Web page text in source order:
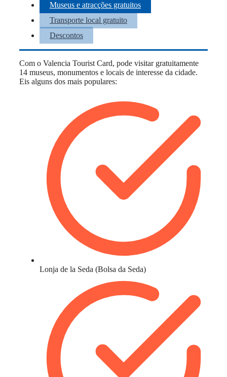
Museus e atracções gratuitos
Transporte local gratuito
Descontos
Com o Valencia Tourist Card, pode visitar gratuitamente
14 museus, monumentos e locais de interesse da cidade.
Eis alguns dos mais populares:
Lonja de la Seda (Bolsa da Seda)